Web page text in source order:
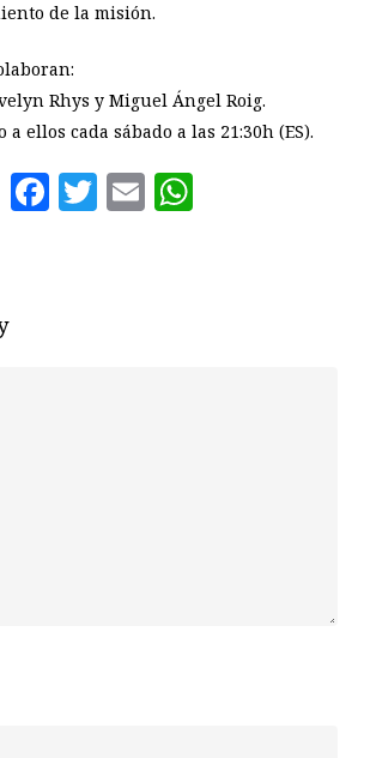
de la misión.
Rhys y Miguel Ángel Roig.
ellos cada sábado a las 21:30h (ES).
Facebook
Twitter
Email